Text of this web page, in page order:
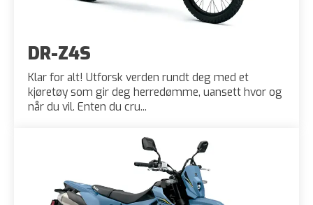
DR-Z4S
Klar for alt! Utforsk verden rundt deg med et
kjøretøy som gir deg herredømme, uansett hvor og
når du vil. Enten du cru...